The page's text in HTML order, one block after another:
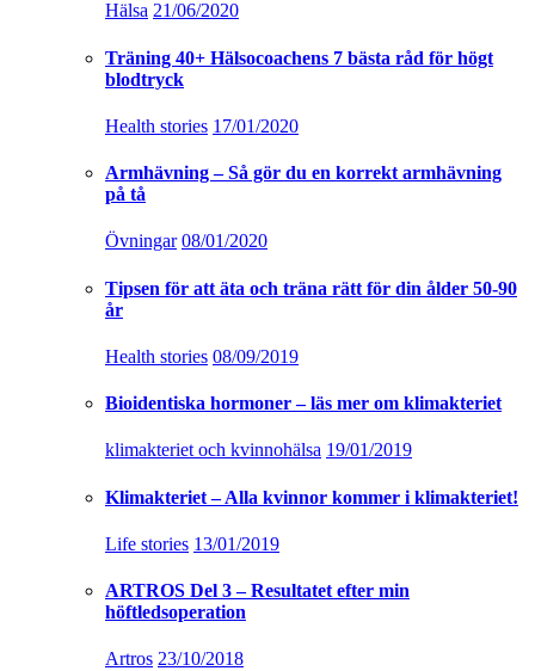
Hälsa 21/06/2020
Träning 40+ Hälsocoachens 7 bästa råd för högt
blodtryck
Health stories 17/01/2020
Armhävning – Så gör du en korrekt armhävning
på tå
Övningar 08/01/2020
Tipsen för att äta och träna rätt för din ålder 50-90
år
Health stories 08/09/2019
Bioidentiska hormoner – läs mer om klimakteriet
klimakteriet och kvinnohälsa 19/01/2019
Klimakteriet – Alla kvinnor kommer i klimakteriet!
Life stories 13/01/2019
ARTROS Del 3 – Resultatet efter min
höftledsoperation
Artros 23/10/2018